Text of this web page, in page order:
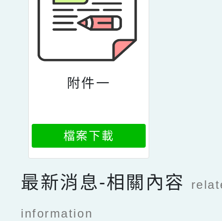
附件一
檔案下載
最新消息-相關內容
information